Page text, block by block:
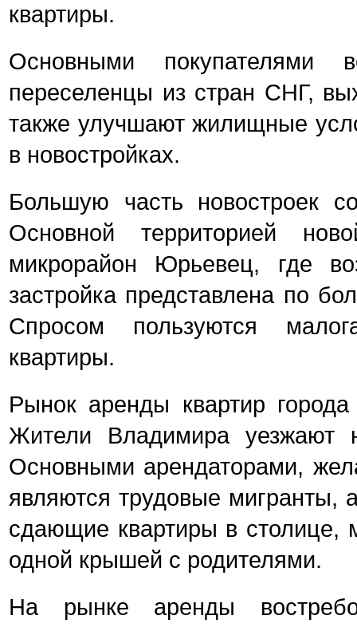
квартиры.
Основными покупателями
переселенцы из стран СНГ,
также улучшают жилищные
в новостройках.
Большую часть новостроек
Основной территорией
микрорайон Юрьевец, где
застройка представлена по
Спросом пользуются
квартиры.
Рынок аренды квартир
Жители Владимира уезжают
Основными арендаторами,
являются трудовые мигранты,
сдающие квартиры в
одной крышей с родителями.
На рынке аренды